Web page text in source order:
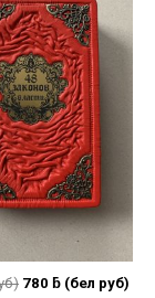
780 ƃ (бел руб)